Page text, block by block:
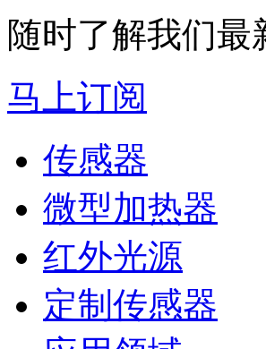
随时了解我们
马上订阅
传感器
微型加热器
红外光源
定制传感器